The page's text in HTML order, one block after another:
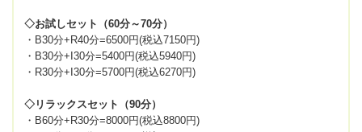
◇お試しセット（60分～70分）
・B30分+R40分=6500円(税込7150円)
・B30分+I30分=5400円(税込5940円)
・R30分+I30分=5700円(税込6270円)
◇リラックスセット（90分）
・B60分+R30分=8000円(税込8800円)